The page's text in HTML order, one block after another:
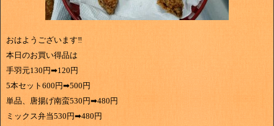
おはようございます‼
本日のお買い得品は
手羽元130円➡120円
5本セット600円➡500円
単品、唐揚げ南蛮530円➡480円
ミックス弁当530円➡480円